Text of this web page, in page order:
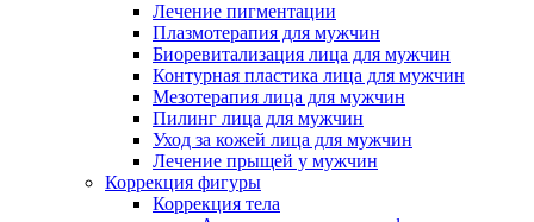
Лечение пигментации
Плазмотерапия для мужчин
Биоревитализация лица для мужчин
Контурная пластика лица для мужчин
Мезотерапия лица для мужчин
Пилинг лица для мужчин
Уход за кожей лица для мужчин
Лечение прыщей у мужчин
Коррекция фигуры
Коррекция тела